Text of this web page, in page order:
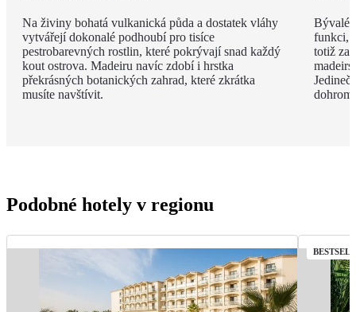
Na živiny bohatá vulkanická půda a dostatek vláhy
vytvářejí dokonalé podhoubí pro tisíce
pestrobarevných rostlin, které pokrývají snad každý
kout ostrova. Madeiru navíc zdobí i hrstka
překrásných botanických zahrad, které zkrátka
musíte navštívit.
Bývalé
funkci,
totiž
Podobné hotely v regionu